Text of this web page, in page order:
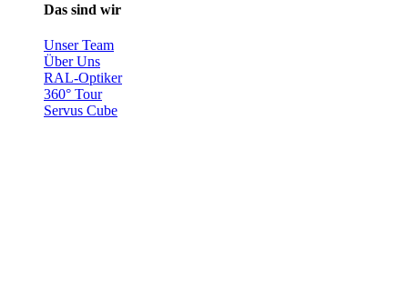
Das sind wir
Unser Team
Über Uns
RAL-Optiker
360° Tour
Servus Cube